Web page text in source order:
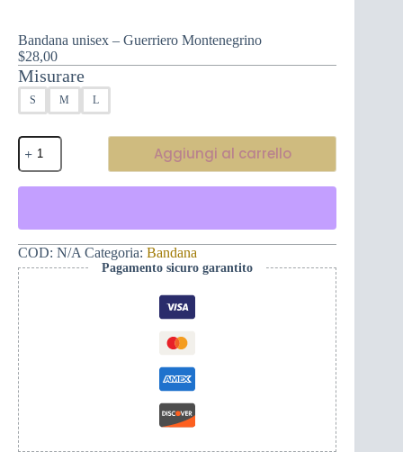
Bandana unisex – Guerriero Montenegrino
$28,00
Misurare
S M L
Bandana
unisex
-
Guerriero
Aggiungi al carrello
COD: N/A Categoria: Bandana
Pagamento sicuro garantito